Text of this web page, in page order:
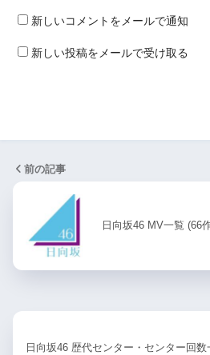
新しいコメントをメールで通知
新しい投稿をメールで受け取る
前の記事
日向坂46 MV一覧 (66
日向坂46 歴代センター・センター回数